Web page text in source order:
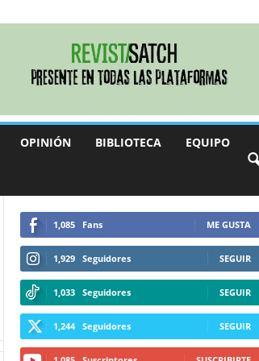
OPINIÓN BIBLIOTECA EQUIPO
1,085 Fans ME GUSTA
1,929 Seguidores SEGUIR
1,033 Seguidores SEGUIR
1,244 Seguidores SEGUIR